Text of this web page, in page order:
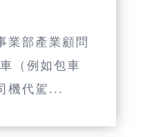
業部產業顧問
（例如包車
機代駕...